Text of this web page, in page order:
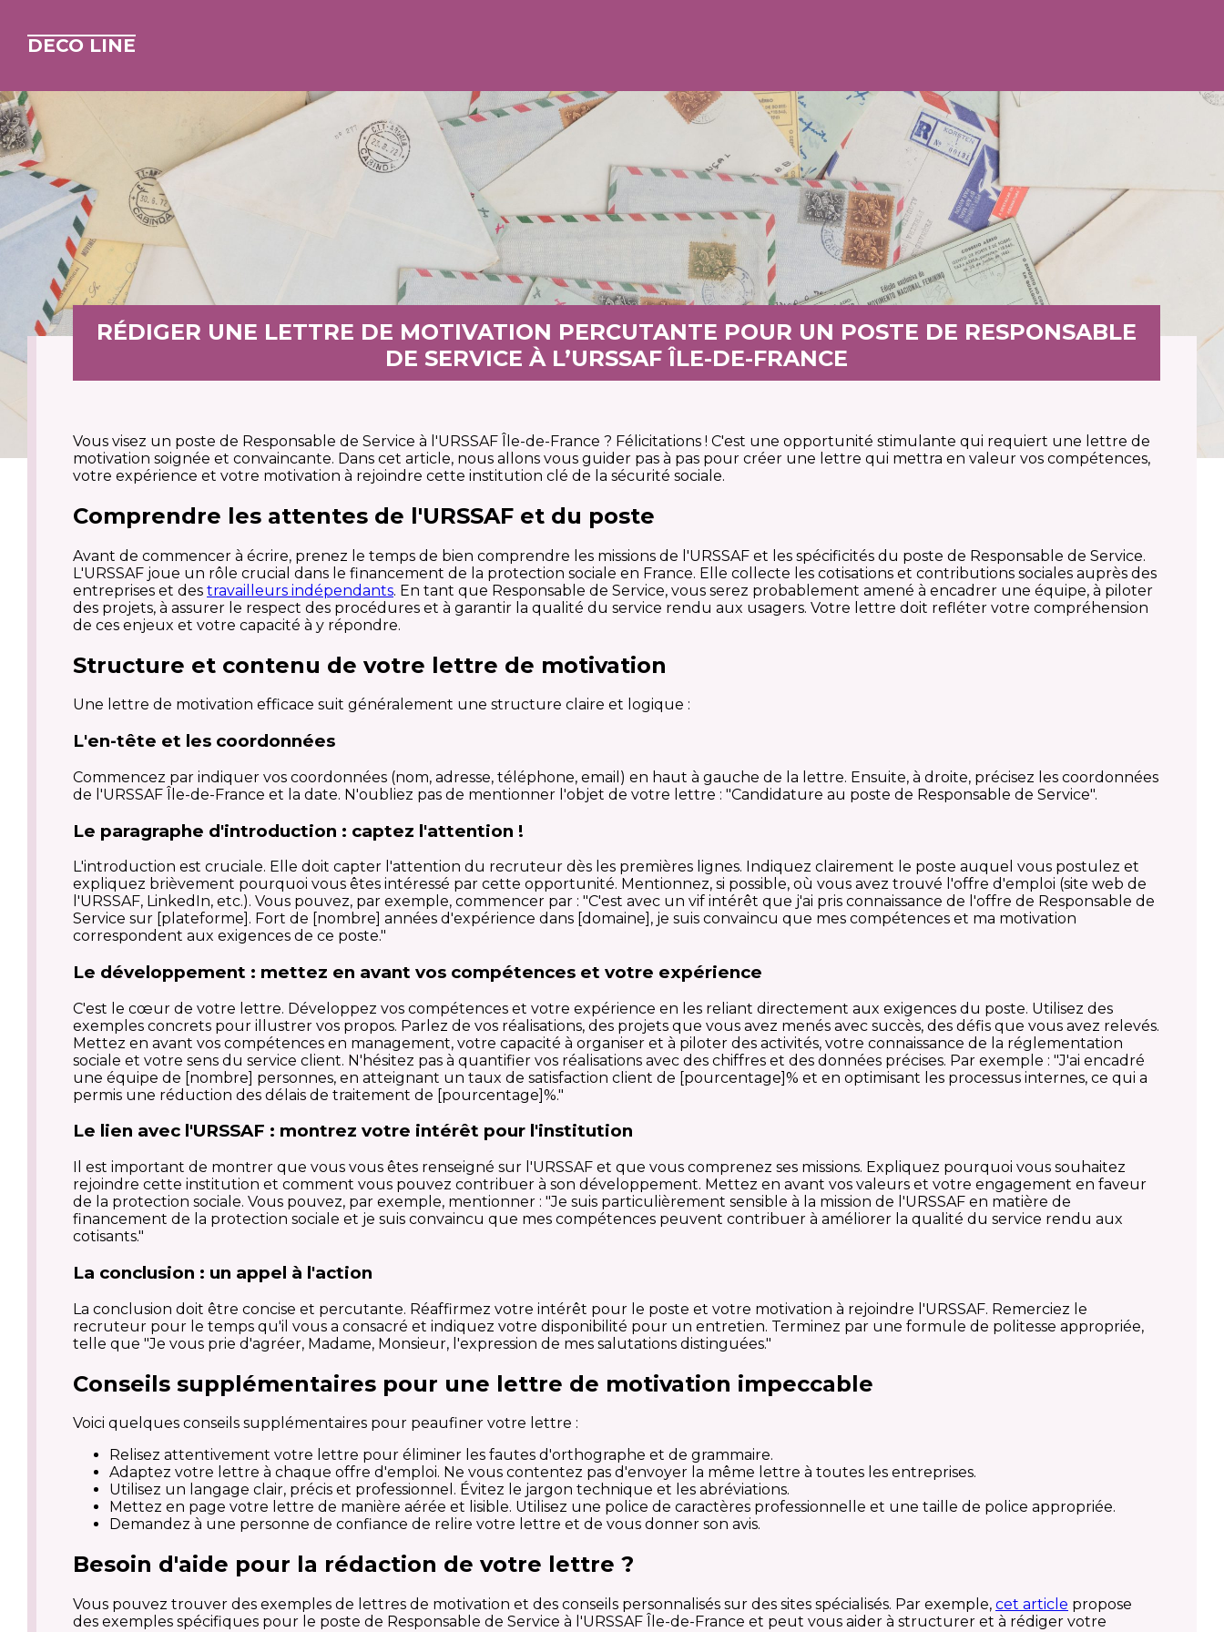
DECO LINE
RÉDIGER UNE LETTRE DE MOTIVATION PERCUTANTE POUR UN POSTE DE RESPONSABLE
DE SERVICE À L’URSSAF ÎLE-DE-FRANCE
Vous visez un poste de Responsable de Service à l'URSSAF Île-de-France ? Félicitations ! C'est une opportunité stimulante qui requiert une lettre de
motivation soignée et convaincante. Dans cet article, nous allons vous guider pas à pas pour créer une lettre qui mettra en valeur vos compétences,
votre expérience et votre motivation à rejoindre cette institution clé de la sécurité sociale.
Comprendre les attentes de l'URSSAF et du poste
Avant de commencer à écrire, prenez le temps de bien comprendre les missions de l'URSSAF et les spécificités du poste de Responsable de Service.
L'URSSAF joue un rôle crucial dans le financement de la protection sociale en France. Elle collecte les cotisations et contributions sociales auprès des
entreprises et des travailleurs indépendants. En tant que Responsable de Service, vous serez probablement amené à encadrer une équipe, à piloter
des projets, à assurer le respect des procédures et à garantir la qualité du service rendu aux usagers. Votre lettre doit refléter votre compréhension
de ces enjeux et votre capacité à y répondre.
Structure et contenu de votre lettre de motivation
Une lettre de motivation efficace suit généralement une structure claire et logique :
L'en-tête et les coordonnées
Commencez par indiquer vos coordonnées (nom, adresse, téléphone, email) en haut à gauche de la lettre. Ensuite, à droite, précisez les coordonnées
de l'URSSAF Île-de-France et la date. N'oubliez pas de mentionner l'objet de votre lettre : "Candidature au poste de Responsable de Service".
Le paragraphe d'introduction : captez l'attention !
L'introduction est cruciale. Elle doit capter l'attention du recruteur dès les premières lignes. Indiquez clairement le poste auquel vous postulez et
expliquez brièvement pourquoi vous êtes intéressé par cette opportunité. Mentionnez, si possible, où vous avez trouvé l'offre d'emploi (site web de
l'URSSAF, LinkedIn, etc.). Vous pouvez, par exemple, commencer par : "C'est avec un vif intérêt que j'ai pris connaissance de l'offre de Responsable de
Service sur [plateforme]. Fort de [nombre] années d'expérience dans [domaine], je suis convaincu que mes compétences et ma motivation
correspondent aux exigences de ce poste."
Le développement : mettez en avant vos compétences et votre expérience
C'est le cœur de votre lettre. Développez vos compétences et votre expérience en les reliant directement aux exigences du poste. Utilisez des
exemples concrets pour illustrer vos propos. Parlez de vos réalisations, des projets que vous avez menés avec succès, des défis que vous avez relevés.
Mettez en avant vos compétences en management, votre capacité à organiser et à piloter des activités, votre connaissance de la réglementation
sociale et votre sens du service client. N'hésitez pas à quantifier vos réalisations avec des chiffres et des données précises. Par exemple : "J'ai encadré
une équipe de [nombre] personnes, en atteignant un taux de satisfaction client de [pourcentage]% et en optimisant les processus internes, ce qui a
permis une réduction des délais de traitement de [pourcentage]%."
Le lien avec l'URSSAF : montrez votre intérêt pour l'institution
Il est important de montrer que vous vous êtes renseigné sur l'URSSAF et que vous comprenez ses missions. Expliquez pourquoi vous souhaitez
rejoindre cette institution et comment vous pouvez contribuer à son développement. Mettez en avant vos valeurs et votre engagement en faveur
de la protection sociale. Vous pouvez, par exemple, mentionner : "Je suis particulièrement sensible à la mission de l'URSSAF en matière de
financement de la protection sociale et je suis convaincu que mes compétences peuvent contribuer à améliorer la qualité du service rendu aux
cotisants."
La conclusion : un appel à l'action
La conclusion doit être concise et percutante. Réaffirmez votre intérêt pour le poste et votre motivation à rejoindre l'URSSAF. Remerciez le
recruteur pour le temps qu'il vous a consacré et indiquez votre disponibilité pour un entretien. Terminez par une formule de politesse appropriée,
telle que "Je vous prie d'agréer, Madame, Monsieur, l'expression de mes salutations distinguées."
Conseils supplémentaires pour une lettre de motivation impeccable
Voici quelques conseils supplémentaires pour peaufiner votre lettre :
Relisez attentivement votre lettre pour éliminer les fautes d'orthographe et de grammaire.
Adaptez votre lettre à chaque offre d'emploi. Ne vous contentez pas d'envoyer la même lettre à toutes les entreprises.
Utilisez un langage clair, précis et professionnel. Évitez le jargon technique et les abréviations.
Mettez en page votre lettre de manière aérée et lisible. Utilisez une police de caractères professionnelle et une taille de police appropriée.
Demandez à une personne de confiance de relire votre lettre et de vous donner son avis.
Besoin d'aide pour la rédaction de votre lettre ?
Vous pouvez trouver des exemples de lettres de motivation et des conseils personnalisés sur des sites spécialisés. Par exemple, cet article propose
des exemples spécifiques pour le poste de Responsable de Service à l'URSSAF Île-de-France et peut vous aider à structurer et à rédiger votre